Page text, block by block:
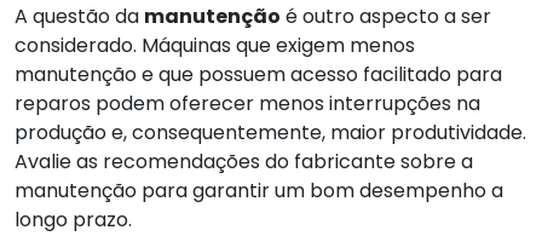
A questão da manutenção é outro aspecto a ser
considerado. Máquinas que exigem menos
manutenção e que possuem acesso facilitado para
reparos podem oferecer menos interrupções na
produção e, consequentemente, maior produtividade.
Avalie as recomendações do fabricante sobre a
manutenção para garantir um bom desempenho a
longo prazo.